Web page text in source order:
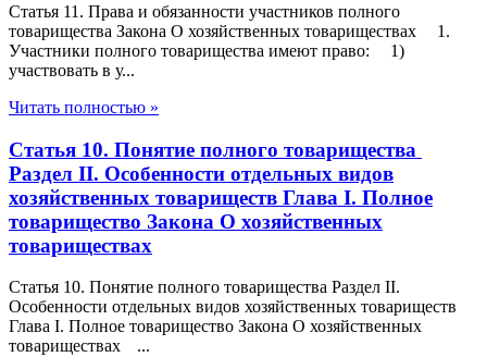
Статья 11. Права и обязанности участников полного
товарищества Закона О хозяйственных товариществах 1.
Участники полного товарищества имеют право: 1)
участвовать в у...
Читать полностью »
Статья 10. Понятие полного товарищества
Раздел II. Особенности отдельных видов
хозяйственных товариществ Глава I. Полное
товарищество Закона О хозяйственных
товариществах
Статья 10. Понятие полного товарищества Раздел II.
Особенности отдельных видов хозяйственных товариществ
Глава I. Полное товарищество Закона О хозяйственных
товариществах ...